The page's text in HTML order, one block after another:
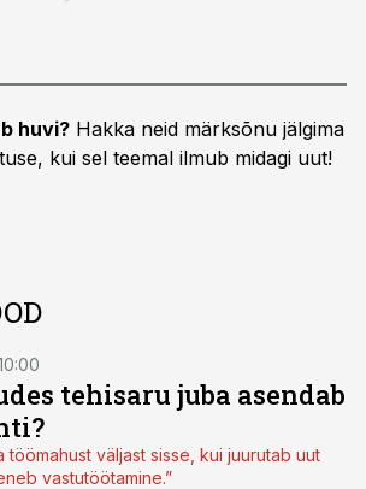
huvi? Hakka neid märksõnu jälgima
kui sel teemal ilmub midagi uut!
tehisaru juba asendab
töömahust väljast sisse, kui juurutab uut
vastutöötamine.”